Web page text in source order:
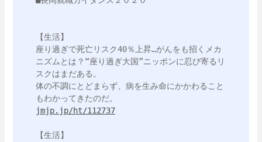
【生活】
座り過ぎで死亡リスク40％上昇…がんをも招くメカ
ニズムとは？“座り過ぎ大国”ニッポンに忍び寄るリ
スクはまだある。
体の不調にとどまらず、病を生み命にかかわること
jmjp.jp/ht/112737
【生活】